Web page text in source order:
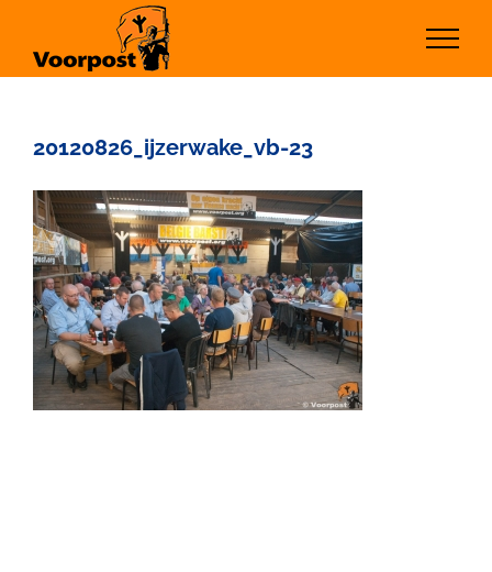
inhoud
20120826_ijzerwake_vb-23